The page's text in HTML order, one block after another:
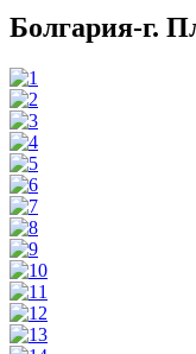
Болгария-г.